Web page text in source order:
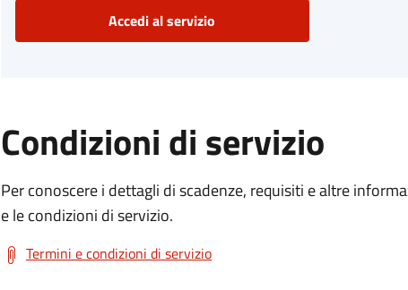
Accedi al servizio
Condizioni di servizio
Per conoscere i dettagli di scadenze, requisiti e altre
e le condizioni di servizio.
Termini e condizioni di servizio